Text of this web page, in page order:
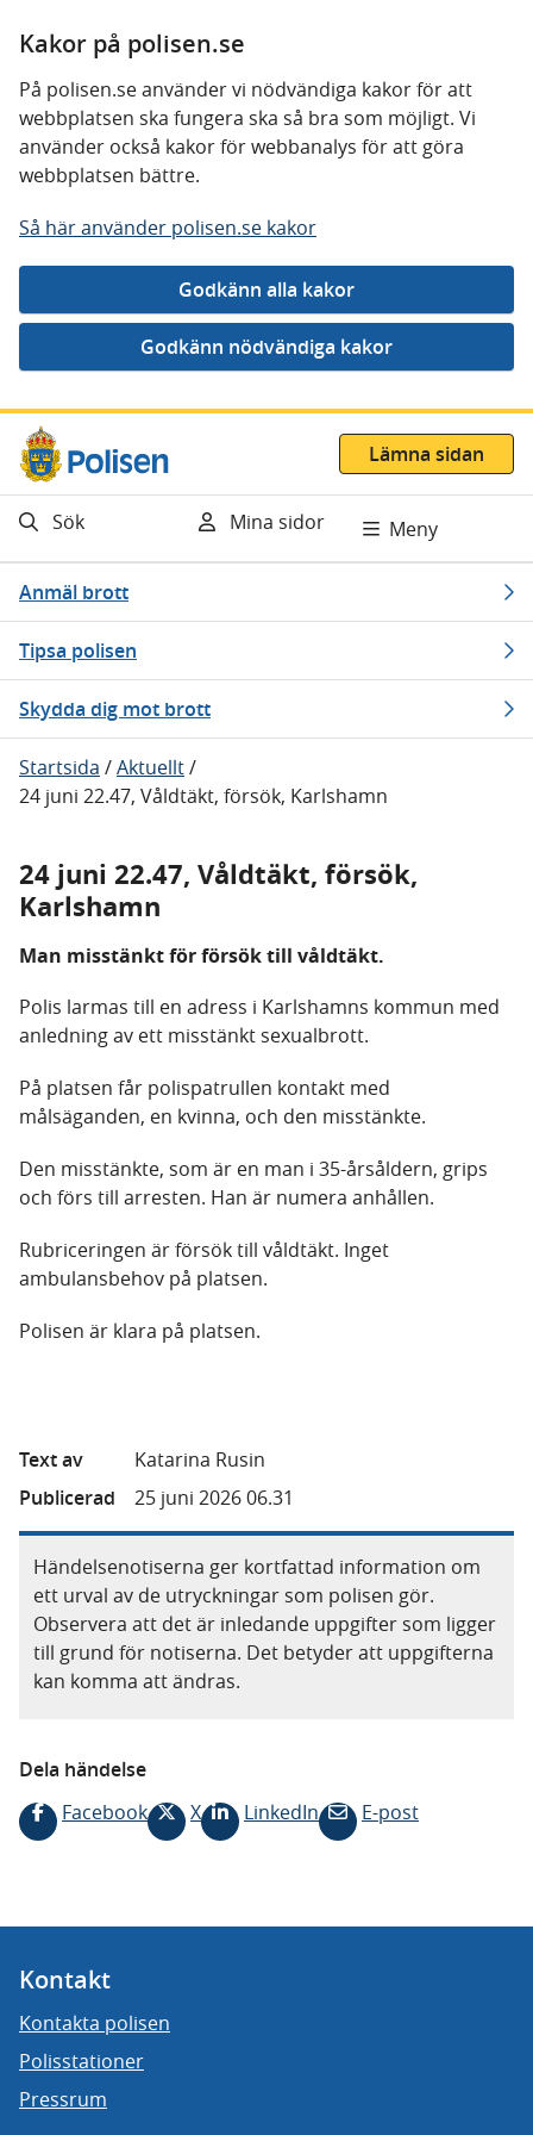
Kakor på polisen.se
På polisen.se använder vi nödvändiga kakor för att
webbplatsen ska fungera ska så bra som möjligt. Vi
använder också kakor för webbanalys för att göra
webbplatsen bättre.
Så här använder polisen.se kakor
Gå direkt till innehåll
Lämna sidan
Sök Mina sidor Meny
Anmäl brott
Tipsa polisen
Skydda dig mot brott
Startsida /Aktuellt/
24 juni 22.47, Våldtäkt, försök, Karlshamn
24 juni 22.47, Våldtäkt, försök,
Karlshamn
Man misstänkt för försök till våldtäkt.
Polis larmas till en adress i Karlshamns kommun med
anledning av ett misstänkt sexualbrott.
På platsen får polispatrullen kontakt med
målsäganden, en kvinna, och den misstänkte.
Den misstänkte, som är en man i 35-årsåldern, grips
och förs till arresten. Han är numera anhållen.
Rubriceringen är försök till våldtäkt. Inget
ambulansbehov på platsen.
Polisen är klara på platsen.
Text av
Katarina Rusin
Publicerad
25 juni 2026 06.31
Händelsenotiserna ger kortfattad information om
ett urval av de utryckningar som polisen gör.
Observera att det är inledande uppgifter som ligger
till grund för notiserna. Det betyder att uppgifterna
kan komma att ändras.
Dela händelse
Facebook
X LinkedIn E-post
Kontakt
Kontakta polisen
Polisstationer
Pressrum